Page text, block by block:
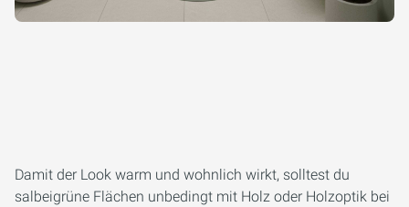
Damit der Look warm und wohnlich wirkt, solltest du
salbeigrüne Flächen unbedingt mit Holz oder Holzoptik bei